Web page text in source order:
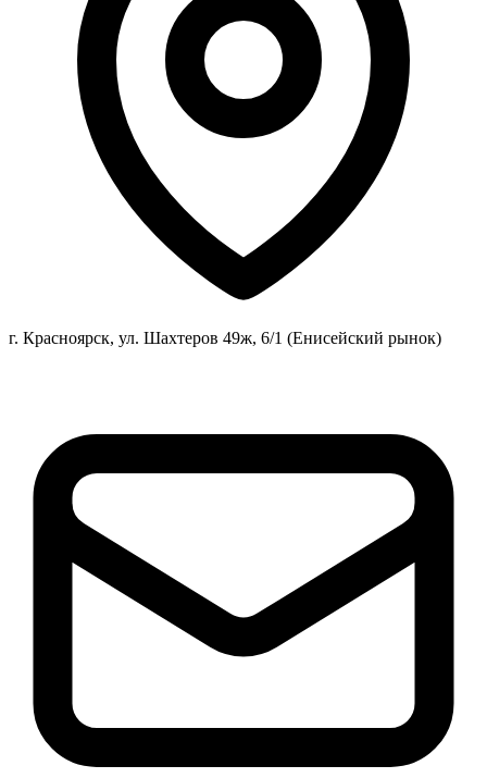
г. Красноярск, ул. Шахтеров 49ж, 6/1 (Енисейский рынок)